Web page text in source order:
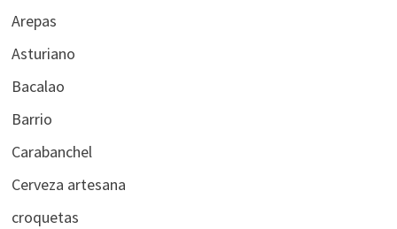
Arepas
Asturiano
Bacalao
Barrio
Carabanchel
Cerveza artesana
croquetas